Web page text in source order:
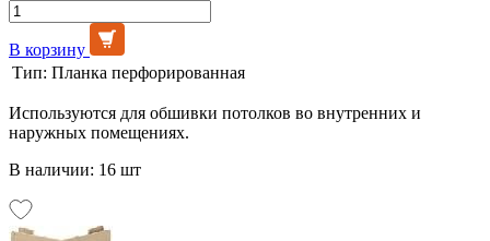
В корзину
Тип: Планка перфорированная
Используются для обшивки потолков во внутренних и
наружных помещениях.
В наличии: 16 шт